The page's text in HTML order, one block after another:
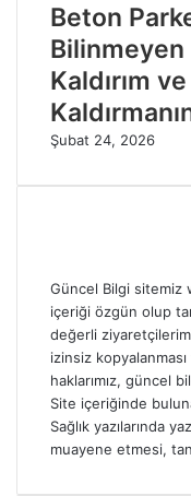
Beton
Bilinmeyen
Kaldırım
Şubat 24, 2026
Güncel Bilgi sitemiz
içeriği özgün olup
değerli
izinsiz kopyalanması
haklarımız, güncel
Site içeriğinde
Sağlık yazılarında
muayene etmesi,